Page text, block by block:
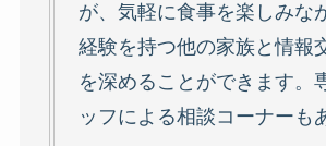
が、気軽に食事を楽しみな
経験を持つ他の家族と情報
を深めることができます。
ッフによる相談コーナーも